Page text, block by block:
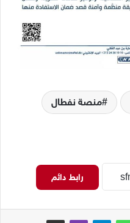
منصة نفطال
رابط دائم